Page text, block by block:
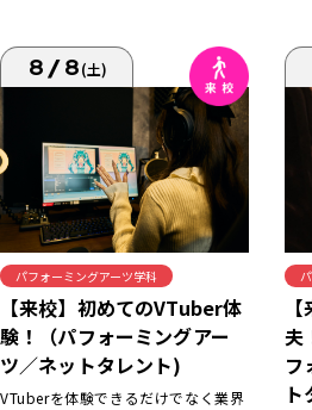
8/8(土)
パフォーミングアーツ学科
【来校】初めてのVTuber体
験！（パフォーミングアー
ツ／ネットタレント)
VTuberを体験できるだけでなく業界
夫
フ